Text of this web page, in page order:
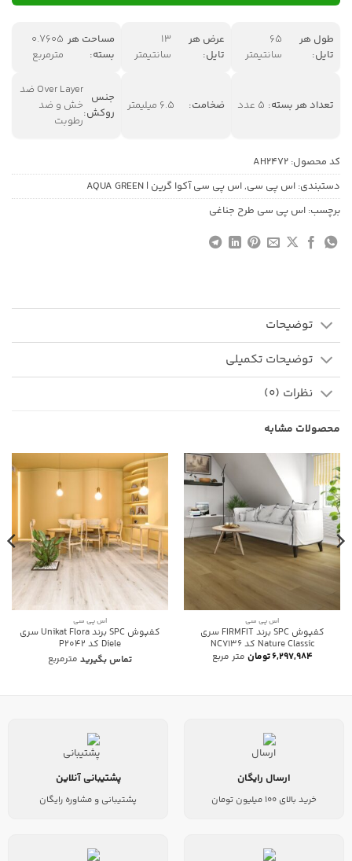
طول هر
تایل:
65
سانتیمتر
عرض هر
تایل:
13
سانتیمتر
مساحت هر
بسته:
0.7605
مترمربع
تعداد هر بسته: 5 عدد ضخامت: 6.5 میلیمتر
جنس
روکش:
Over Layer ضد
خش و ضد
رطوبت
کد محصول: AH2472
دستبندی: اس پی سی,اس پی سی آکوا گرین | AQUA GREEN
برچسب: اس پی سی طرح جناغی
توضیحات
توضیحات تکمیلی
نظرات (0)
محصولات مشابه
اس پی سی
کفپوش SPC برند FIRMFIT سری
Nature Classic کد NC7136
۶,۲۹۷,۹۸۴تومان متر مربع
اس پی سی
کفپوش SPC برند Unikat Flora سری
Diele کد P2042
تماس بگیرید مترمربع
ارسال رایگان
خرید بالای 100 میلیون تومان
پشتیبانی آنلاین
پشتیبانی و مشاوره رایگان